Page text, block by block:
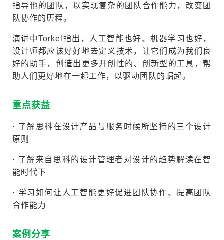
指导他的团队，以实现复杂的团队合作能力，改变团
队协作的历程。
演讲中Torkel指出，人工智能也好、机器学习也好，
设计师都应该好好地去定义技术，让它们成为我们良
好的助手，创造出更多开创性的、创新型的工具，帮
助人们更好地在一起工作，以驱动团队的崛起。
重点获益
· 了解思科在设计产品与服务时候所坚持的三个设计
原则
· 了解来自思科的设计管理者对设计的趋势解读在智
能时代下
· 学习如何让人工智能更好促进团队协作、提高团队
合作能力
案例分享